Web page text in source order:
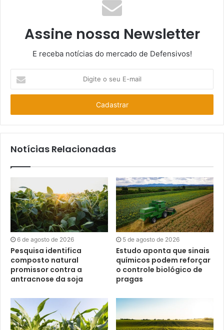
Assine nossa Newsletter
E receba notícias do mercado de Defensivos!
seu
mail
Notícias Relacionadas
6 de agosto de 2026
Pesquisa identifica
composto natural
promissor contra a
antracnose da soja
5 de agosto de 2026
Estudo aponta que sinais
químicos podem reforçar
o controle biológico de
pragas